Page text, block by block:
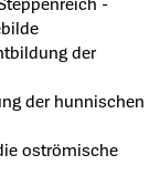
der
der hunnischen
oströmische